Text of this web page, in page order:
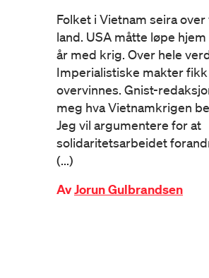
Folket i Vietnam seira
land. USA måtte løpe
år med krig. Over hele
Imperialistiske makter
overvinnes. Gnist-
meg hva Vietnamkrigen
Jeg vil argumentere for at
solidaritetsarbeidet
(...)
AvJorun Gulbrandsen